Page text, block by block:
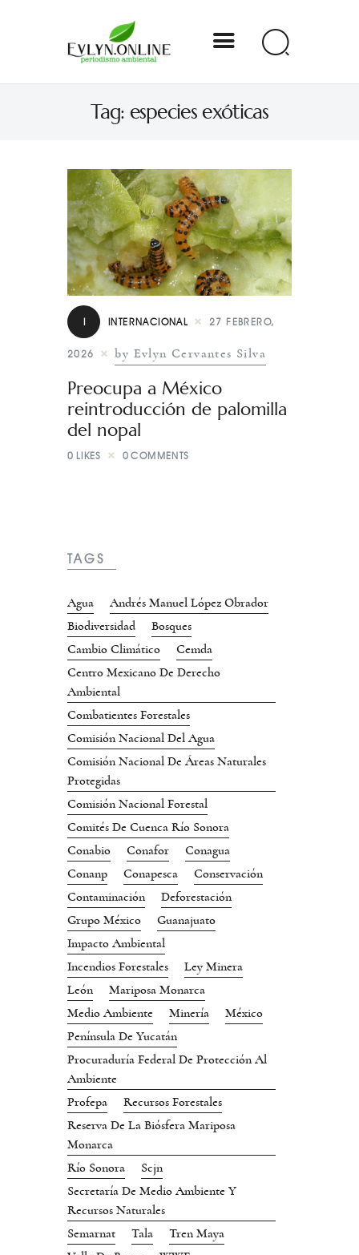
Tag: especies exóticas
Evlyn Online
Periodismo para autogobernarse
Internacional
Nacional
Estados
Especial
I INTERNACIONAL 27 FEBRERO,
2026 by Evlyn Cervantes Silva
Preocupa a México
reintroducción de palomilla
del nopal
0 LIKES 0 COMMENTS
TAGS
Agua
Andrés Manuel López Obrador
Biodiversidad
Bosques
Cambio Climático
Cemda
Centro Mexicano De Derecho
Ambiental
Combatientes Forestales
Comisión Nacional Del Agua
Comisión Nacional De Áreas Naturales
Protegidas
Comisión Nacional Forestal
Comités De Cuenca Río Sonora
Conabio
Conafor
Conagua
Conanp
Conapesca
Conservación
Contaminación
Deforestación
Grupo México
Guanajuato
Impacto Ambiental
Incendios Forestales
Ley Minera
León
Mariposa Monarca
Medio Ambiente
Minería
México
Península De Yucatán
Procuraduría Federal De Protección Al
Ambiente
Profepa
Recursos Forestales
Reserva De La Biósfera Mariposa
Monarca
Río Sonora
Scjn
Secretaría De Medio Ambiente Y
Recursos Naturales
Semarnat
Tala
Tren Maya